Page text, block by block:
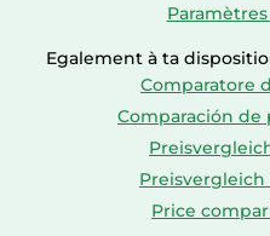
Egalement à ta
Comparatore
Comparación de
Price